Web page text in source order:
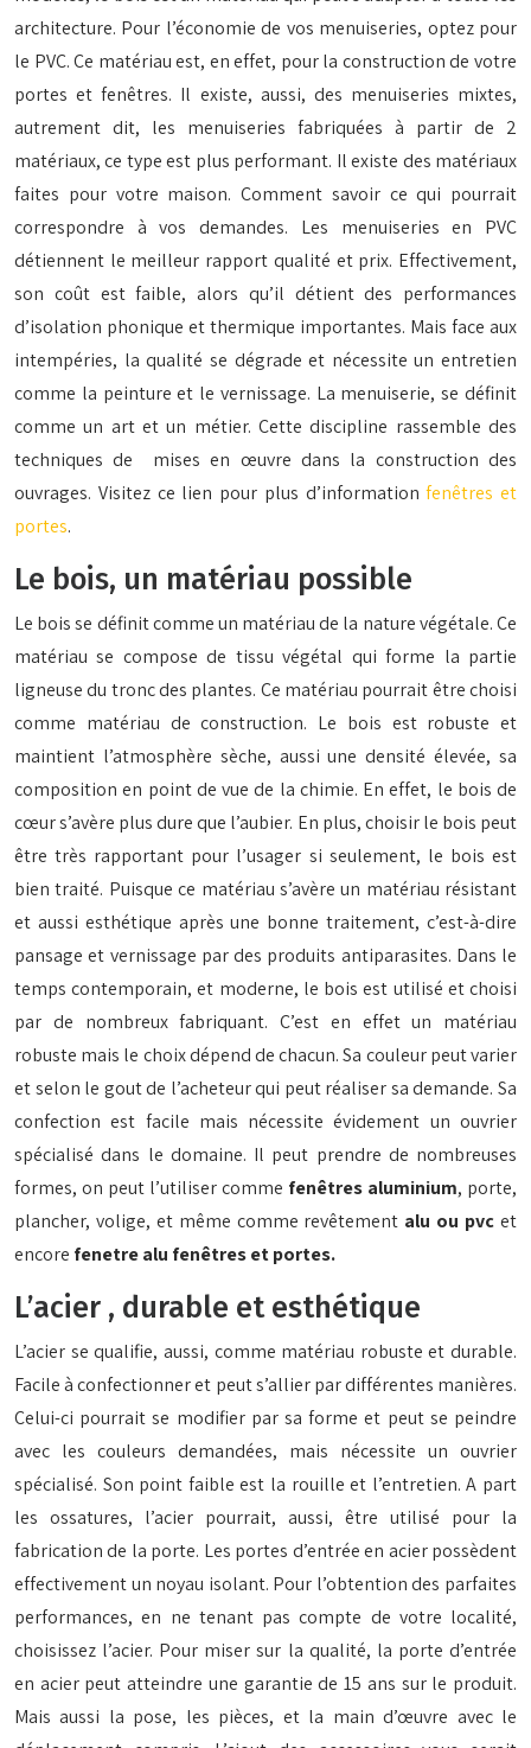
architecture. Pour l’économie de vos menuiseries, optez pour
le PVC. Ce matériau est, en effet, pour la construction de votre
portes et fenêtres. Il existe, aussi, des menuiseries mixtes,
autrement dit, les menuiseries fabriquées à partir de 2
matériaux, ce type est plus performant. Il existe des matériaux
faites pour votre maison. Comment savoir ce qui pourrait
correspondre à vos demandes. Les menuiseries en PVC
détiennent le meilleur rapport qualité et prix. Effectivement,
son coût est faible, alors qu’il détient des performances
d’isolation phonique et thermique importantes. Mais face aux
intempéries, la qualité se dégrade et nécessite un entretien
comme la peinture et le vernissage. La menuiserie, se définit
comme un art et un métier. Cette discipline rassemble des
techniques de mises en œuvre dans la construction des
ouvrages. Visitez ce lien pour plus d’informationfenêtres et
portes.
Le bois, un matériau possible
Le bois se définit comme un matériau de la nature végétale. Ce
matériau se compose de tissu végétal qui forme la partie
ligneuse du tronc des plantes. Ce matériau pourrait être choisi
comme matériau de construction. Le bois est robuste et
maintient l’atmosphère sèche, aussi une densité élevée, sa
composition en point de vue de la chimie. En effet, le bois de
cœur s’avère plus dure que l’aubier. En plus, choisir le bois peut
être très rapportant pour l’usager si seulement, le bois est
bien traité. Puisque ce matériau s’avère un matériau résistant
et aussi esthétique après une bonne traitement, c’est-à-dire
pansage et vernissage par des produits antiparasites. Dans le
temps contemporain, et moderne, le bois est utilisé et choisi
par de nombreux fabriquant. C’est en effet un matériau
robuste mais le choix dépend de chacun. Sa couleur peut varier
et selon le gout de l’acheteur qui peut réaliser sa demande. Sa
confection est facile mais nécessite évidement un ouvrier
spécialisé dans le domaine. Il peut prendre de nombreuses
formes, on peut l’utiliser comme fenêtres aluminium, porte,
plancher, volige, et même comme revêtement alu ou pvcet
encore fenetre alu fenêtres et portes.
L’acier , durable et esthétique
L’acier se qualifie, aussi, comme matériau robuste et durable.
Facile à confectionner et peut s’allier par différentes manières.
Celui-ci pourrait se modifier par sa forme et peut se peindre
avec les couleurs demandées, mais nécessite un ouvrier
spécialisé. Son point faible est la rouille et l’entretien. A part
les ossatures, l’acier pourrait, aussi, être utilisé pour la
fabrication de la porte. Les portes d’entrée en acier possèdent
effectivement un noyau isolant. Pour l’obtention des parfaites
performances, en ne tenant pas compte de votre localité,
choisissez l’acier. Pour miser sur la qualité, la porte d’entrée
en acier peut atteindre une garantie de 15 ans sur le produit.
Mais aussi la pose, les pièces, et la main d’œuvre avec le